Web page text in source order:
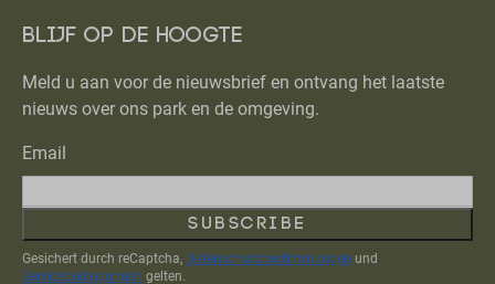
Blijf op de hoogte
Meld u aan voor de nieuwsbrief en ontvang het laatste
nieuws over ons park en de omgeving.
Email
Subscribe
Gesichert durch reCaptcha, Datenschutzbestimmungen und
Servicebedingungen gelten.